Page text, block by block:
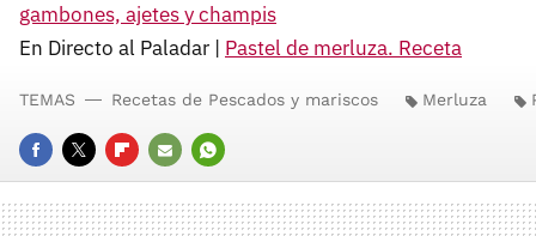
gambones, ajetes y champis
En Directo al Paladar | Pastel de merluza. Receta
FACEBOOK
TWITTERFLIPBOARD
E-
MAIL
WHATSAPP
TEMAS Recetas de Pescados y mariscos Merluza